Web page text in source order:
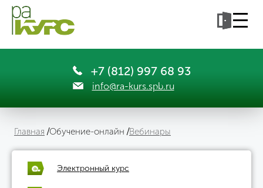
+7 (812) 997 68 93
info@ra-kurs.spb.ru
Главная Обучение-онлайн Вебинары
Электронный курс